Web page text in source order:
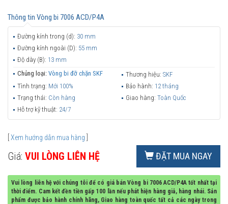
Thông tin Vòng bi 7006 ACD/P4A
Đường kính trong (d): 30 mm
Đường kính ngoài (D): 55 mm
Độ dày (B): 13 mm
Chủng loại: Vòng bi đỡ chặn SKF Thương hiệu: SKF
Tình trạng: Mới 100% Bảo hành: 12 tháng
Trạng thái: Còn hàng Giao hàng: Toàn Quốc
Hỗ trợ kỹ thuật: 24/7
Xem hướng dẫn mua hàng
Giá: VUI LÒNG LIÊN HỆ ĐẶT MUA NGAY
Vui lòng liên hệ với chúng tôi để có giá bán Vòng bi 7006 ACD/P4A tốt nhất tại
thời điểm. Cam kết đền tiền gấp 100 lần nếu phát hiện hàng giả, hàng nhái. Sản
phẩm được bảo hành chính hãng, Giao hàng toàn quốc tất cả các ngày trong